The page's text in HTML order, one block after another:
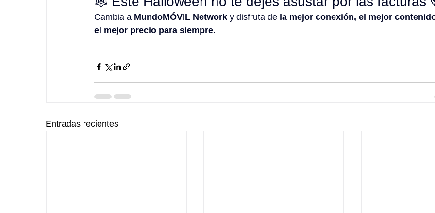
Cambia a MundoMÓVIL Network y disfruta de la mejor conexión, el mejor
el mejor precio para siempre.
Entradas recientes